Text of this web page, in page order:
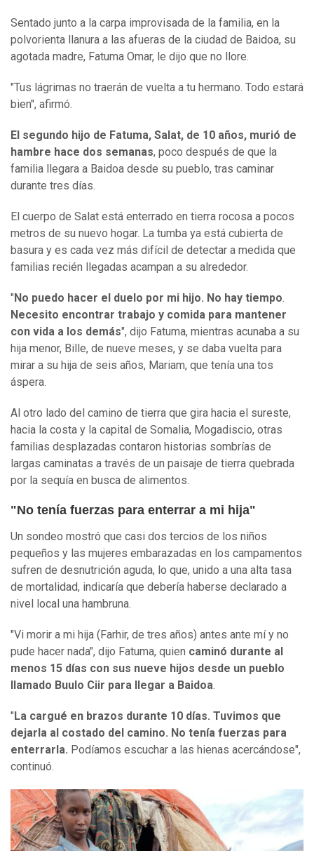
Sentado junto a la carpa improvisada de la familia, en la
polvorienta llanura a las afueras de la ciudad de Baidoa, su
agotada madre, Fatuma Omar, le dijo que no llore.
"Tus lágrimas no traerán de vuelta a tu hermano. Todo estará
bien", afirmó.
El segundo hijo de Fatuma, Salat, de 10 años, murió de
hambre hace dos semanas, poco después de que la
familia llegara a Baidoa desde su pueblo, tras caminar
durante tres días.
El cuerpo de Salat está enterrado en tierra rocosa a pocos
metros de su nuevo hogar. La tumba ya está cubierta de
basura y es cada vez más difícil de detectar a medida que
familias recién llegadas acampan a su alrededor.
" No puedo hacer el duelo por mi hijo. No hay tiempo.
Necesito encontrar trabajo y comida para mantener
con vida a los demás", dijo Fatuma, mientras acunaba a su
hija menor, Bille, de nueve meses, y se daba vuelta para
mirar a su hija de seis años, Mariam, que tenía una tos
áspera.
Al otro lado del camino de tierra que gira hacia el sureste,
hacia la costa y la capital de Somalia, Mogadiscio, otras
familias desplazadas contaron historias sombrías de
largas caminatas a través de un paisaje de tierra quebrada
por la sequía en busca de alimentos.
"No tenía fuerzas para enterrar a mi hija"
Un sondeo mostró que casi dos tercios de los niños
pequeños y las mujeres embarazadas en los campamentos
sufren de desnutrición aguda, lo que, unido a una alta tasa
de mortalidad, indicaría que debería haberse declarado a
nivel local una hambruna.
"Vi morir a mi hija (Farhir, de tres años) antes ante mí y no
pude hacer nada", dijo Fatuma, quien caminó durante al
menos 15 días con sus nueve hijos desde un pueblo
llamado Buulo Ciir para llegar a Baidoa.
" La cargué en brazos durante 10 días. Tuvimos que
dejarla al costado del camino. No tenía fuerzas para
enterrarla. Podíamos escuchar a las hienas acercándose",
continuó.